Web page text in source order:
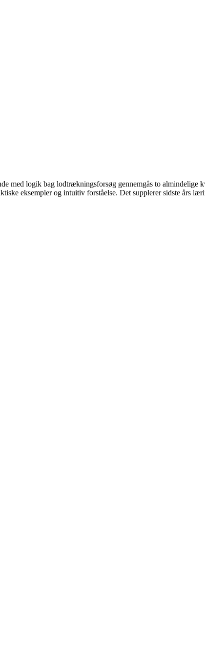
med logik bag lodtrækningsforsøg gennemgås to almindelige
eksempler og intuitiv forståelse. Det supplerer sidste års